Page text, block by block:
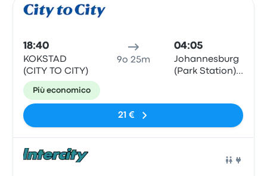
18:40
KOKSTAD
(CITY TO CITY)
9o 25m
04:05
Johannesburg
(Park Station) -
96 Rissik Street
Più economico
21 €